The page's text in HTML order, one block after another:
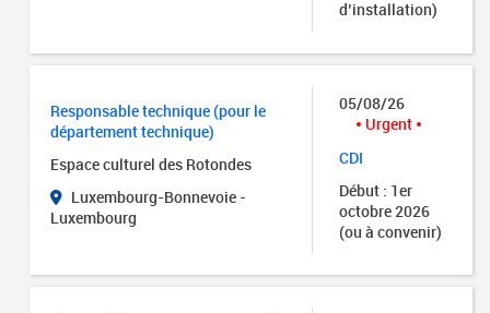
d’installation)
Responsable technique (pour le
département technique)
Espace culturel des Rotondes
Luxembourg-Bonnevoie -
Luxembourg
05/08/26
Urgent
CDI
Début : 1er
octobre 2026
(ou à convenir)